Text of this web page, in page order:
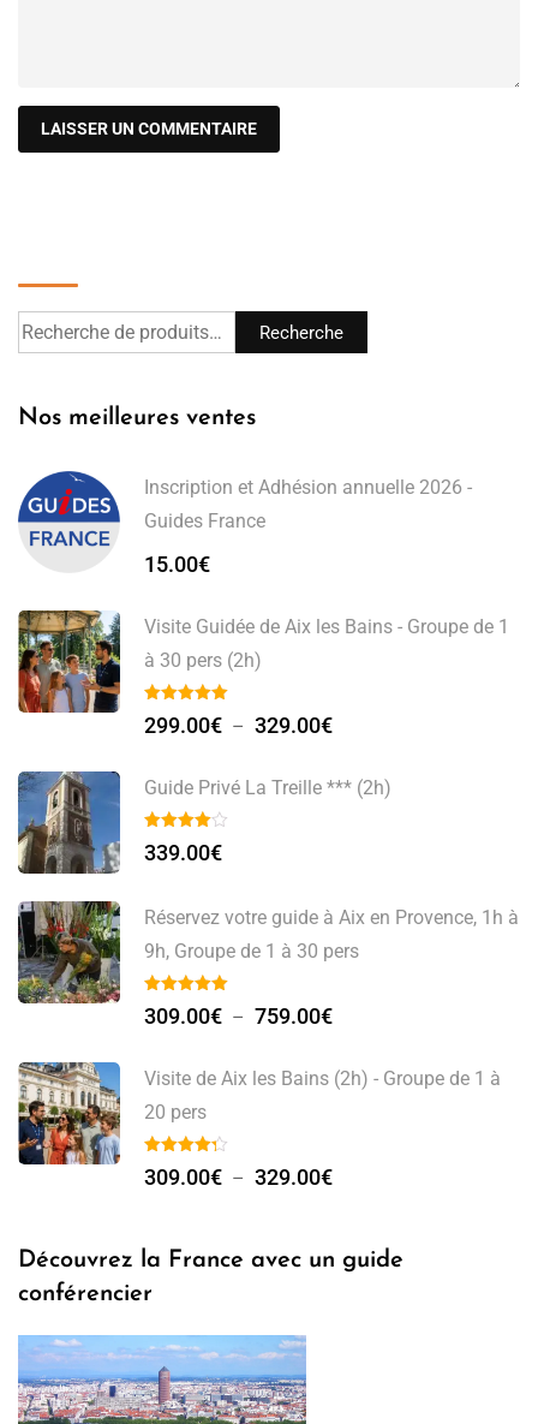
Recherche
Nos meilleures ventes
Inscription et Adhésion annuelle 2026 -
Guides France
15.00€
Visite Guidée de Aix les Bains - Groupe de 1
à 30 pers (2h)
299.00€ – 329.00€
Guide Privé La Treille *** (2h)
339.00€
Réservez votre guide à Aix en Provence, 1h à
9h, Groupe de 1 à 30 pers
309.00€ – 759.00€
Visite de Aix les Bains (2h) - Groupe de 1 à
20 pers
309.00€ – 329.00€
Découvrez la France avec un guide
conférencier